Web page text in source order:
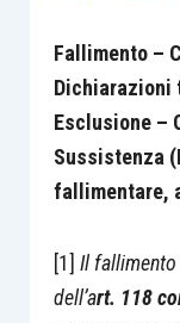
Fallimento –
Dichiarazioni
Esclusione –
Sussistenza
fallimentare,
[1] Il fallimento
dell’art. 118